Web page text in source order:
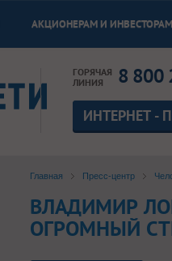
АКЦИОНЕРАМ И ИНВЕСТОРАМ
ГОРЯЧАЯ
ЛИНИЯ
8 800
ИНТЕРНЕТ -
Главная Пресс-центр
ВЛАДИМИР
ОГРОМНЫЙ